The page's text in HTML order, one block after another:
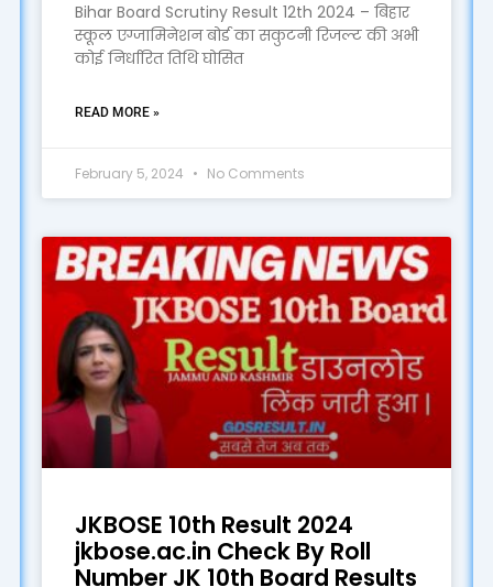
Bihar Board Scrutiny Result 12th 2024 – बिहार
स्कूल एग्जामिनेशन बोर्ड का सकुटनी रिजल्ट की अभी
कोई निर्धारित तिथि घोसित
READ MORE »
February 5, 2024 No Comments
JKBOSE 10th Result 2024
jkbose.ac.in Check By Roll
Number JK 10th Board Results